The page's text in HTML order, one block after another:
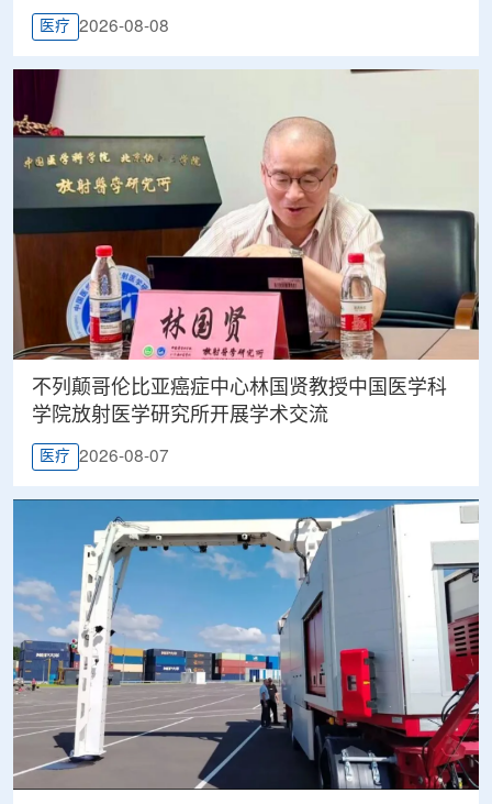
医疗 2026-08-08
不列颠哥伦比亚癌症中心林国贤教授中国医学科
学院放射医学研究所开展学术交流
医疗 2026-08-07